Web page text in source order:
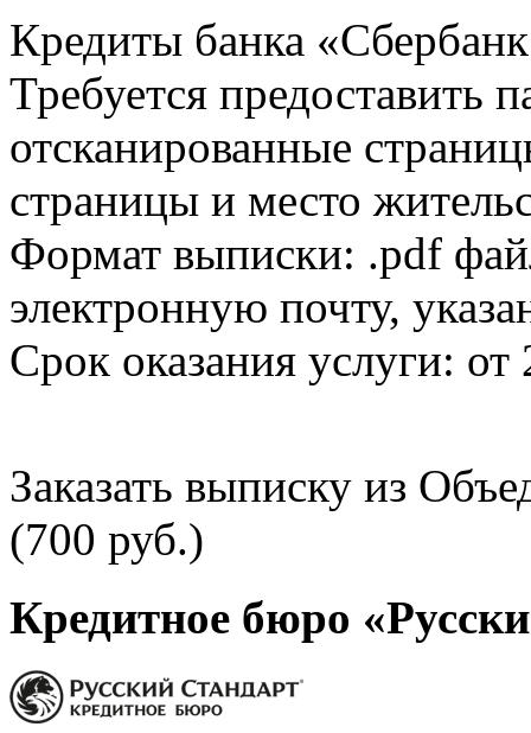
Кредиты банка
Требуется предоставить
отсканированные
страницы и место
Формат выписки: .pdf
электронную почту,
Срок оказания услуги: от
Заказать выписку из
(700 руб.)
Кредитное бюро